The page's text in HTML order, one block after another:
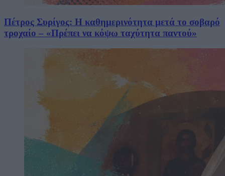
Πέτρος Συρίγος: Η καθημερινότητα μετά το σοβαρό
τροχαίο – «Πρέπει να κόψω ταχύτητα παντού»